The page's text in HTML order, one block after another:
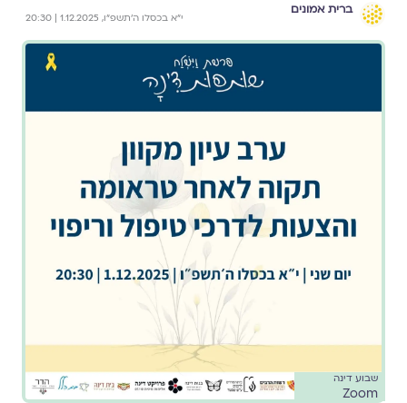
ברית אמונים
י״א בכסלו ה׳תשפ״ו, 1.12.2025 | 20:30
שבוע דינה
Zoom